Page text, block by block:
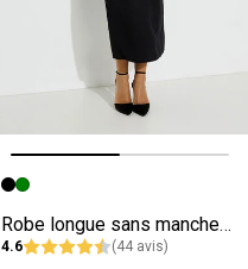
Image précédente
Image suivante
Robe longue sans manches avec fente
4.6 (44 avis)